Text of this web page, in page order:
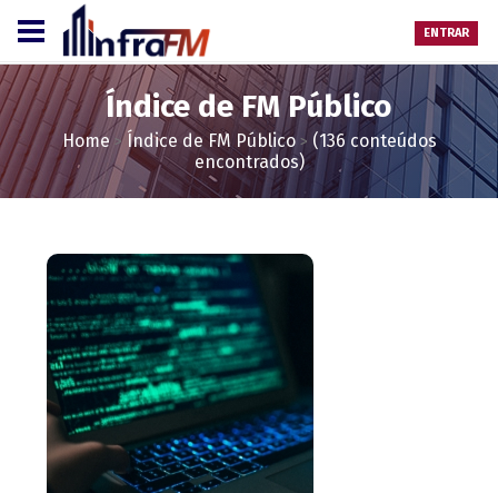
ENTRAR
Índice de FM Público
Home> Índice de FM Público> (136 conteúdos
encontrados)